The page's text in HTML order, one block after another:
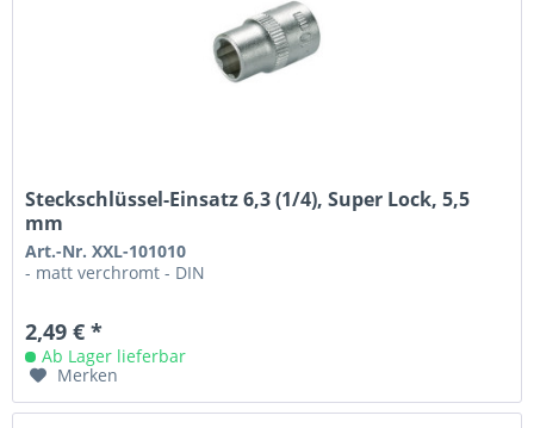
Steckschlüssel-Einsatz 6,3 (1/4), Super Lock, 5,5
mm
Art.-Nr. XXL-101010
- matt verchromt - DIN
2,49 € *
Ab Lager lieferbar
Merken